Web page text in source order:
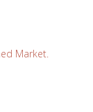
Market.